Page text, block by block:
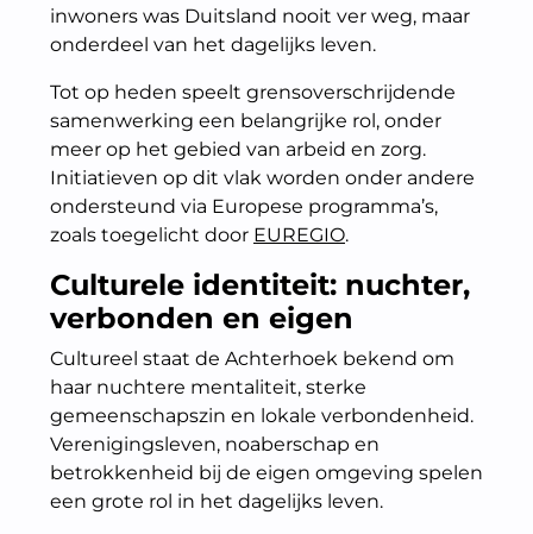
inwoners was Duitsland nooit ver weg, maar
onderdeel van het dagelijks leven.
Tot op heden speelt grensoverschrijdende
samenwerking een belangrijke rol, onder
meer op het gebied van arbeid en zorg.
Initiatieven op dit vlak worden onder andere
ondersteund via Europese programma’s,
zoals toegelicht door EUREGIO.
Culturele identiteit: nuchter,
verbonden en eigen
Cultureel staat de Achterhoek bekend om
haar nuchtere mentaliteit, sterke
gemeenschapszin en lokale verbondenheid.
Verenigingsleven, noaberschap en
betrokkenheid bij de eigen omgeving spelen
een grote rol in het dagelijks leven.